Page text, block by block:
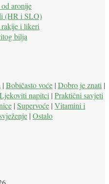
aronije
(HR i SLO)
i likeri
bilja
| Bobičasto voće | Dobro je znati |
Ljekoviti napitci | Praktični savjeti
| Supervoće | Vitamini i
| Ostalo